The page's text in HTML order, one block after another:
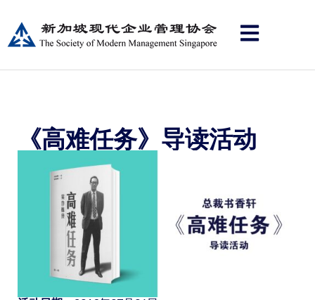
《高难任务》导读活动